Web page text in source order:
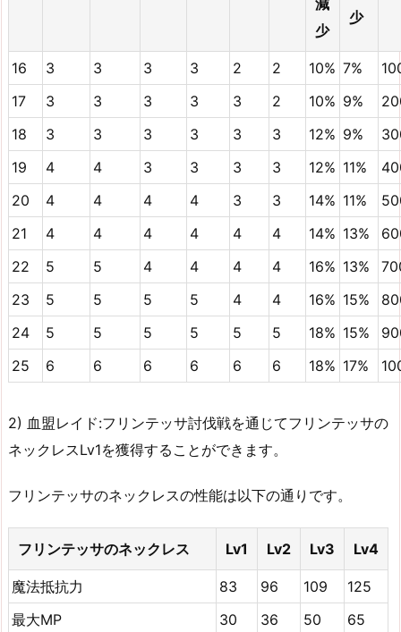
減
少
少
16 3 3 3 3 2 2 10% 7%
17
3 3 3 3 3 2 10% 9%
18
3 3 3 3 3 3 12% 9%
19
4 4 3 3 3 3 12% 11%
20
4 4 4 4 3 3 14% 11%
21
4 4 4 4 4 4 14% 13%
22
5 5 4 4 4 4 16% 13%
23
5 5 5 5 4 4 16% 15%
24
5 5 5 5 5 5 18% 15%
25
6 6 6 6 6 6 18% 17%
2) 血盟レイド:フリンテッサ討伐戦を通じてフリンテッサの
ネックレスLv1を獲得することができます。
フリンテッサのネックレスの性能は以下の通りです。
フリンテッサのネックレス Lv1 Lv2 Lv3 Lv4
魔法抵抗力 83 96 109
125
最大MP
30 36 50
65